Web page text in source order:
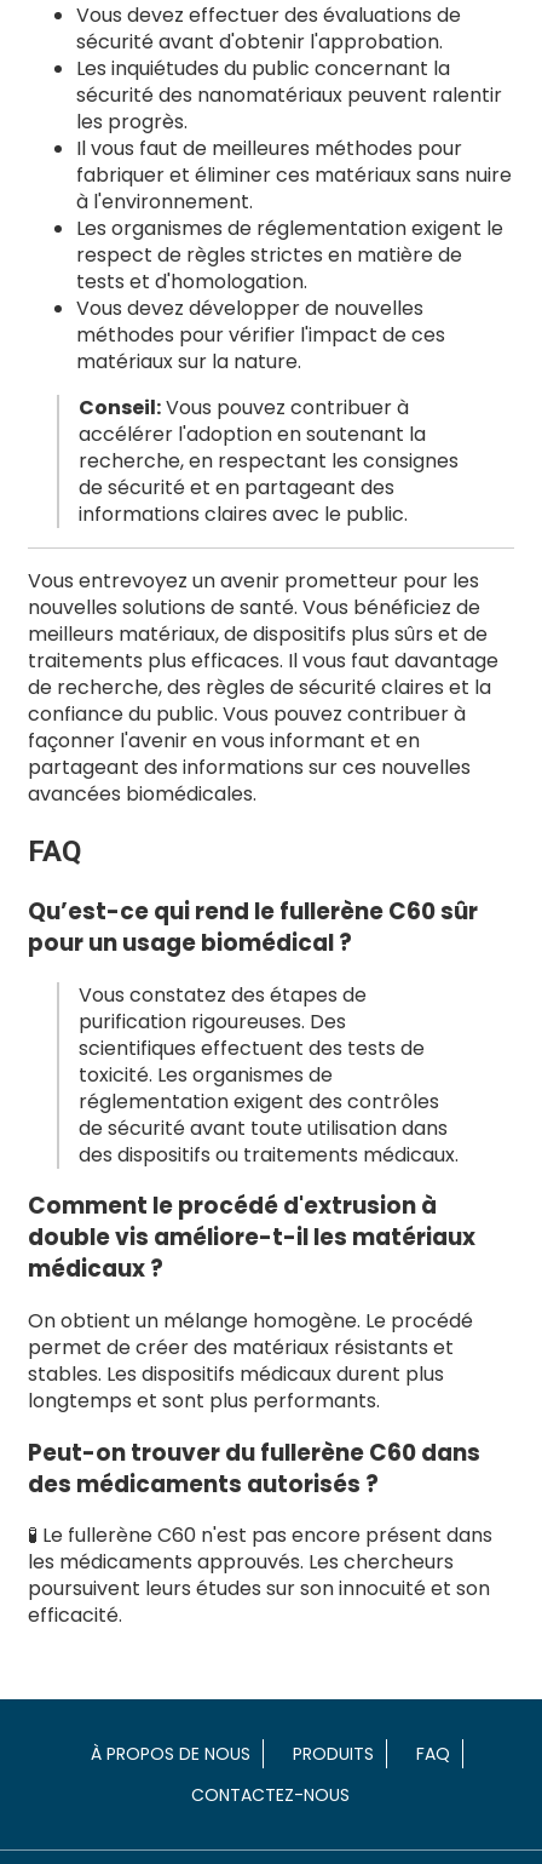
Vous devez effectuer des évaluations de
sécurité avant d'obtenir l'approbation.
Les inquiétudes du public concernant la
sécurité des nanomatériaux peuvent ralentir
les progrès.
Il vous faut de meilleures méthodes pour
fabriquer et éliminer ces matériaux sans nuire
à l'environnement.
Les organismes de réglementation exigent le
respect de règles strictes en matière de
tests et d'homologation.
Vous devez développer de nouvelles
méthodes pour vérifier l'impact de ces
matériaux sur la nature.
Conseil:Vous pouvez contribuer à
accélérer l'adoption en soutenant la
recherche, en respectant les consignes
de sécurité et en partageant des
informations claires avec le public.
Vous entrevoyez un avenir prometteur pour les
nouvelles solutions de santé. Vous bénéficiez de
meilleurs matériaux, de dispositifs plus sûrs et de
traitements plus efficaces. Il vous faut davantage
de recherche, des règles de sécurité claires et la
confiance du public. Vous pouvez contribuer à
façonner l'avenir en vous informant et en
partageant des informations sur ces nouvelles
avancées biomédicales.
FAQ
Qu’est-ce qui rend le fullerène C60 sûr
pour un usage biomédical ?
Vous constatez des étapes de
purification rigoureuses. Des
scientifiques effectuent des tests de
toxicité. Les organismes de
réglementation exigent des contrôles
de sécurité avant toute utilisation dans
des dispositifs ou traitements médicaux.
Comment le procédé d'extrusion à
double vis améliore-t-il les matériaux
médicaux ?
On obtient un mélange homogène. Le procédé
permet de créer des matériaux résistants et
stables. Les dispositifs médicaux durent plus
longtemps et sont plus performants.
Peut-on trouver du fullerène C60 dans
des médicaments autorisés ?
🧪 Le fullerène C60 n'est pas encore présent dans
les médicaments approuvés. Les chercheurs
poursuivent leurs études sur son innocuité et son
efficacité.
À PROPOS DE NOUS PRODUITS
FAQ
CONTACTEZ-NOUS